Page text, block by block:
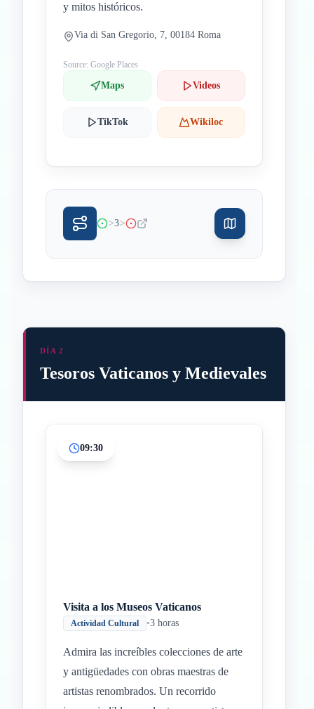
y mitos históricos.
Via di San Gregorio, 7, 00184 Roma
Source: Google Places
Maps Videos
TikTok Wikiloc
>3>
DÍA 2
Tesoros Vaticanos y Medievales
09:30
Visita a los Museos Vaticanos
Actividad Cultural •3 horas
Admira las increíbles colecciones de arte
y antigüedades con obras maestras de
artistas renombrados. Un recorrido